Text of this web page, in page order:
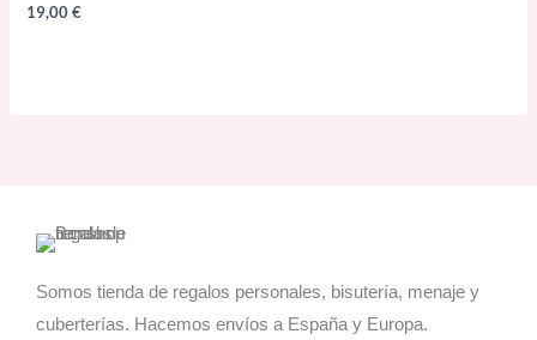
19,00€
Somos tienda de regalos personales, bisutería, menaje y
cuberterías. Hacemos envíos a España y Europa.